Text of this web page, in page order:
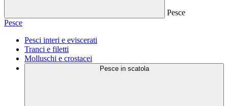
Pesce
Pesce
Pesci interi e eviscerati
Tranci e filetti
Molluschi e crostacei
Pesce in scatola